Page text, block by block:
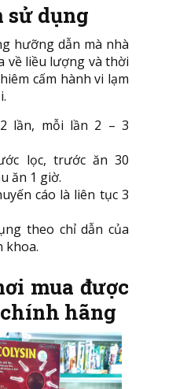
sử dụng
hưỡng dẫn mà nhà
về liều lượng và thời
cấm hành vi lạm
lần, mỗi lần 2 – 3
lọc, trước ăn 30
ăn 1 giờ.
cáo là liên tục 3
theo chỉ dẫn của
khoa.
mua được
hãng